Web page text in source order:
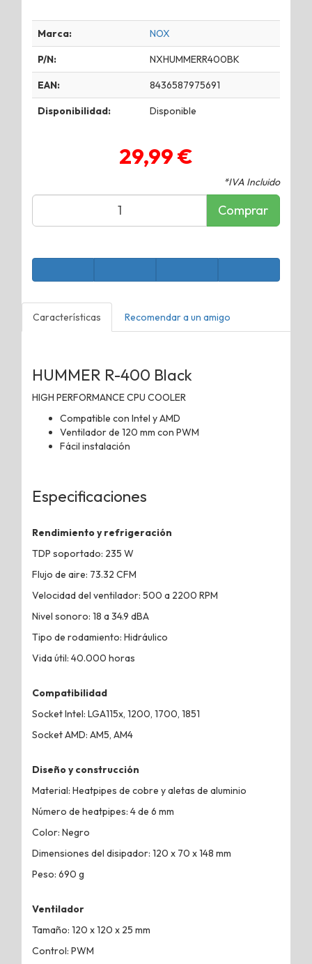
Marca: NOX
P/N: NXHUMMERR400BK
EAN: 8436587975691
Disponibilidad: Disponible
29,99 €
*IVA Incluido
Comprar
Características Recomendar a un amigo
HUMMER R-400 Black
HIGH PERFORMANCE CPU COOLER
Compatible con Intel y AMD
Ventilador de 120 mm con PWM
Fácil instalación
Especificaciones
Rendimiento y refrigeración
TDP soportado: 235 W
Flujo de aire: 73.32 CFM
Velocidad del ventilador: 500 a 2200 RPM
Nivel sonoro: 18 a 34.9 dBA
Tipo de rodamiento: Hidráulico
Vida útil: 40.000 horas
Compatibilidad
Socket Intel: LGA115x, 1200, 1700, 1851
Socket AMD: AM5, AM4
Diseño y construcción
Material: Heatpipes de cobre y aletas de aluminio
Número de heatpipes: 4 de 6 mm
Color: Negro
Dimensiones del disipador: 120 x 70 x 148 mm
Peso: 690 g
Ventilador
Tamaño: 120 x 120 x 25 mm
Control: PWM